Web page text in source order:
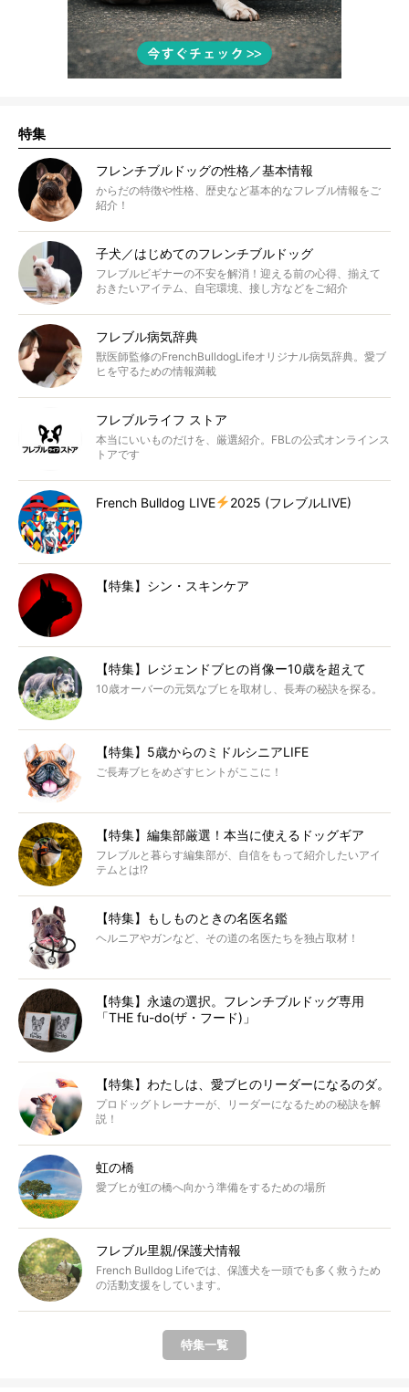
特集
フレンチブルドッグの性格／基本情報
からだの特徴や性格、歴史など基本的なフレブル情報をご
紹介！
子犬／はじめてのフレンチブルドッグ
フレブルビギナーの不安を解消！迎える前の心得、揃えて
おきたいアイテム、自宅環境、接し方などをご紹介
フレブル病気辞典
獣医師監修のFrenchBulldogLifeオリジナル病気辞典。愛ブ
ヒを守るための情報満載
フレブルライフ ストア
本当にいいものだけを、厳選紹介。FBLの公式オンラインス
トアです
French Bulldog LIVE 2025 (フレブルLIVE)
【特集】シン・スキンケア
【特集】レジェンドブヒの肖像ー10歳を超えて
10歳オーバーの元気なブヒを取材し、長寿の秘訣を探る。
【特集】5歳からのミドルシニアLIFE
ご長寿ブヒをめざすヒントがここに！
【特集】編集部厳選！本当に使えるドッグギア
フレブルと暮らす編集部が、自信をもって紹介したいアイ
テムとは!?
【特集】もしものときの名医名鑑
ヘルニアやガンなど、その道の名医たちを独占取材！
【特集】永遠の選択。フレンチブルドッグ専用
「THE fu-do(ザ・フード)」
【特集】わたしは、愛ブヒのリーダーになるのダ。
プロドッグトレーナーが、リーダーになるための秘訣を解
説！
虹の橋
愛ブヒが虹の橋へ向かう準備をするための場所
フレブル里親/保護犬情報
French Bulldog Lifeでは、保護犬を一頭でも多く救うため
の活動支援をしています。
特集一覧